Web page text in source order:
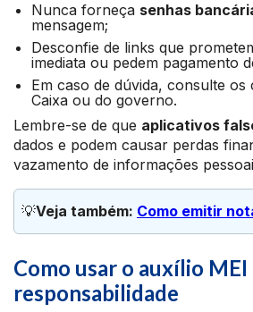
Nunca forneça senhas
mensagem;
Desconfie de links que
imediata ou pedem pagamento
Em caso de dúvida, consulte os
Caixa ou do governo.
Lembre-se de que aplicativos
dados e podem causar perdas
vazamento de informações
💡Veja também: Como emitir
Como usar o auxílio MEI
responsabilidade